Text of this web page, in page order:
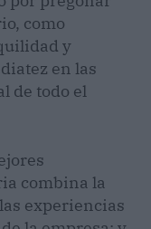
como
y
en las
de todo el
combina la
experiencias